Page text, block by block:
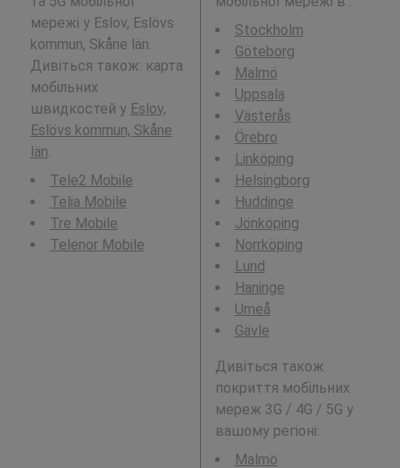
мережі у Eslov, Eslövs
kommun, Skåne län.
Дивіться також: карта
мобільних
швидкостей у Eslov,
Eslövs kommun, Skåne
län.
Tele2 Mobile
Telia Mobile
Tre Mobile
Telenor Mobile
Stockholm
Göteborg
Malmö
Uppsala
Västerås
Örebro
Linköping
Helsingborg
Huddinge
Jönköping
Norrköping
Lund
Haninge
Umeå
Gävle
Дивіться також
покриття мобільних
мереж 3G / 4G / 5G у
вашому регіоні:
Malmö